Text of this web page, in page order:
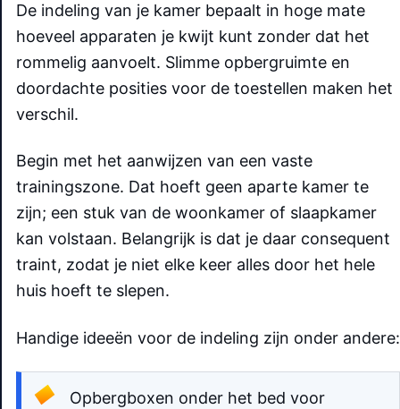
De indeling van je kamer bepaalt in hoge mate
hoeveel apparaten je kwijt kunt zonder dat het
rommelig aanvoelt. Slimme opbergruimte en
doordachte posities voor de toestellen maken het
verschil.
Begin met het aanwijzen van een vaste
trainingszone. Dat hoeft geen aparte kamer te
zijn; een stuk van de woonkamer of slaapkamer
kan volstaan. Belangrijk is dat je daar consequent
traint, zodat je niet elke keer alles door het hele
huis hoeft te slepen.
Handige ideeën voor de indeling zijn onder andere:
Opbergboxen onder het bed voor